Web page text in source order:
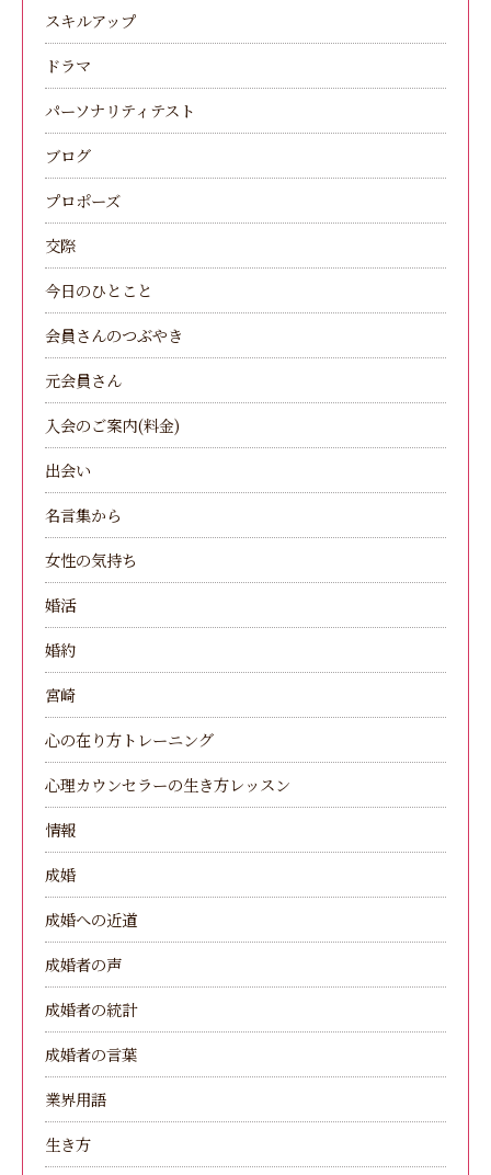
スキルアップ
ドラマ
パーソナリティテスト
ブログ
プロポーズ
交際
今日のひとこと
会員さんのつぶやき
元会員さん
入会のご案内(料金)
出会い
名言集から
女性の気持ち
婚活
婚約
宮崎
心の在り方トレーニング
心理カウンセラーの生き方レッスン
情報
成婚
成婚への近道
成婚者の声
成婚者の統計
成婚者の言葉
業界用語
生き方